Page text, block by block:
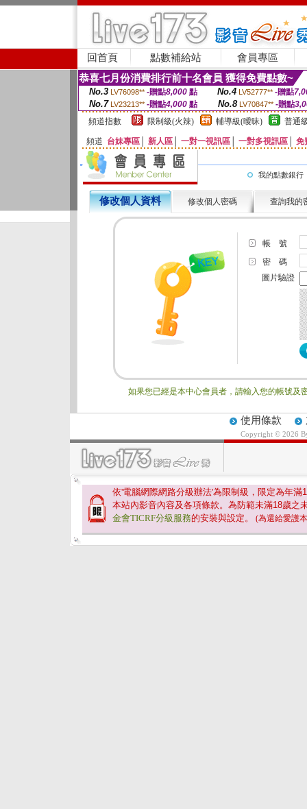
回首頁 點數補給站 會員專區
恭喜七月份消費排行前十名會員 獲得免費點數~
No.3 LV76098** -贈點8,000點 No.4 LV52777** -贈點
No.7 LV23213** -贈點4,000 點 No.8 LV70847** -贈點
頻道指數
限制級(火辣) 輔導級(曖昧) 普通
頻道 台妹專區 新人區 一對一視訊區 一對多視訊區 免
我的點數銀行
修改個人資料 修改個人密碼 查詢我的
帳 號
密 碼
圖片驗證
如果您已經是本中心會員者，請輸入您的帳號及
使用條款
Copyright © 2026
依'電腦網際網路分級辦法'為限制級，限定為年滿
本站內影音內容及各項條款。為防範未滿18歲之
金會TICRF分級服務的安裝與設定。 (為還給愛護